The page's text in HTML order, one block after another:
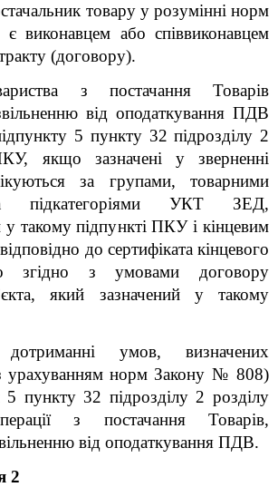
товару у розумінні норм
або співвиконавцем
(договору).
з постачання Товарів
від оподаткування ПДВ
5 пункту 32 підрозділу 2
якщо зазначені у зверненні
за групами, товарними
підкатегоріями УКТ ЗЕД,
у такому підпункті ПКУ і кінцевим
до сертифіката кінцевого
згідно з умовами договору
який зазначений у такому
умов, визначених
урахуванням норм Закону № 808)
5 пункту 32 підрозділу 2 розділу
з постачання Товарів,
від оподаткування ПДВ.
2